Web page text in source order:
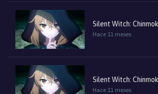
Silent Witch:
Hace 11 meses
Silent Witch:
Hace 11 meses